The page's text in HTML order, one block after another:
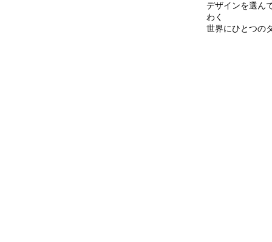
デザインを選ん
わく
世界にひとつの